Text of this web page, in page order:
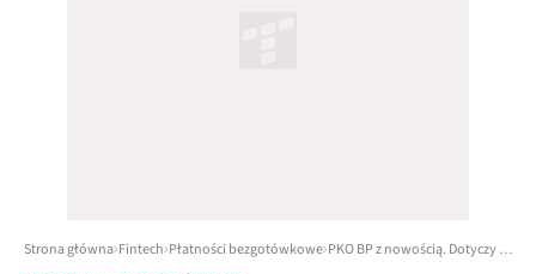
Strona główna Fintech Płatności bezgotówkowe PKO BP z nowością. Dotyczy 4,5 mln klientów